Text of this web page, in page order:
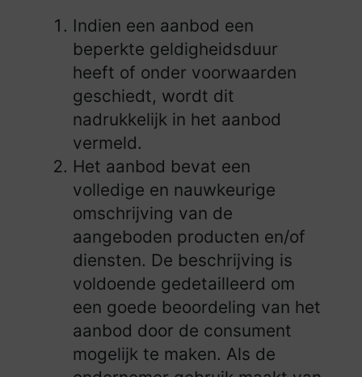
Indien een aanbod een
beperkte geldigheidsduur
heeft of onder voorwaarden
geschiedt, wordt dit
nadrukkelijk in het aanbod
vermeld.
Het aanbod bevat een
volledige en nauwkeurige
omschrijving van de
aangeboden producten en/of
diensten. De beschrijving is
voldoende gedetailleerd om
een goede beoordeling van het
aanbod door de consument
mogelijk te maken. Als de